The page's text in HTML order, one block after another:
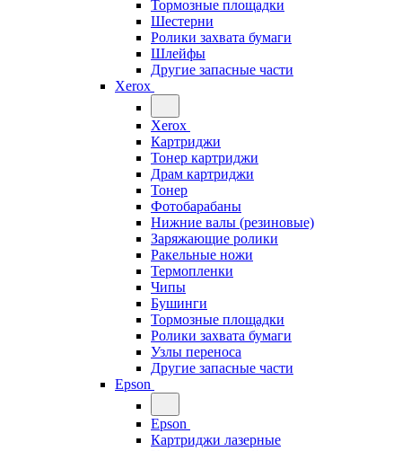
Тормозные площадки
Шестерни
Ролики захвата бумаги
Шлейфы
Другие запасные части
Xerox
Xerox
Картриджи
Тонер картриджи
Драм картриджи
Тонер
Фотобарабаны
Нижние валы (резиновые)
Заряжающие ролики
Ракельные ножи
Термопленки
Чипы
Бушинги
Тормозные площадки
Ролики захвата бумаги
Узлы переноса
Другие запасные части
Epson
Epson
Картриджи лазерные